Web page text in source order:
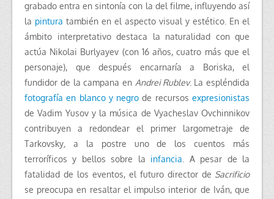
grabado entra en sintonía con la del filme, influyendo así
la pintura también en el aspecto visual y estético. En el
ámbito interpretativo destaca la naturalidad con que
actúa Nikolai Burlyayev (con 16 años, cuatro más que el
personaje), que después encarnaría a Boriska, el
fundidor de la campana en Andrei Rublev. La espléndida
fotografía en blanco y negro de recursosexpresionistas
de Vadim Yusov y la música de Vyacheslav Ovchinnikov
contribuyen a redondear el primer largometraje de
Tarkovsky, a la postre uno de los cuentos más
terroríficos y bellos sobre la infancia . Apesar de la
fatalidad de los eventos, el futuro director de Sacrificio
se preocupa en resaltar el impulso interior de Iván, que